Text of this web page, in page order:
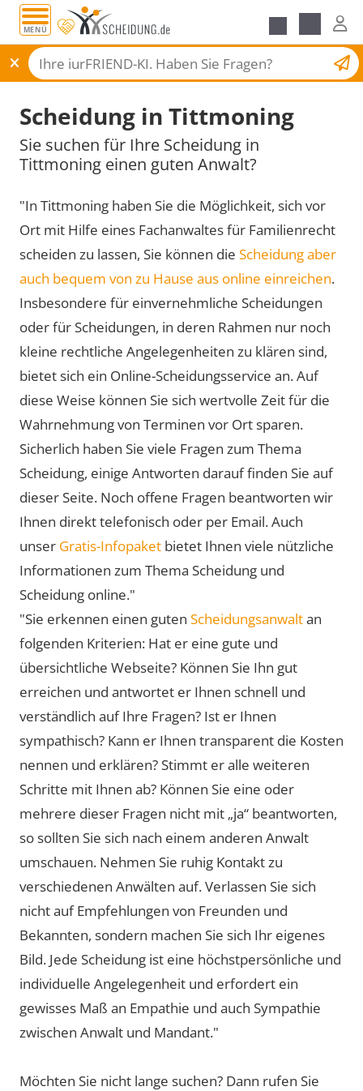
MENÜ
Scheidungsantrag
Scheidung in Tittmoning
Sie suchen für Ihre Scheidung in
Tittmoning einen guten Anwalt?
"In Tittmoning haben Sie die Möglichkeit, sich vor
Ort mit Hilfe eines Fachanwaltes für Familienrecht
scheiden zu lassen, Sie können die Scheidung aber
auch bequem von zu Hause aus online einreichen.
Insbesondere für einvernehmliche Scheidungen
oder für Scheidungen, in deren Rahmen nur noch
kleine rechtliche Angelegenheiten zu klären sind,
bietet sich ein Online-Scheidungsservice an. Auf
diese Weise können Sie sich wertvolle Zeit für die
Wahrnehmung von Terminen vor Ort sparen.
Sicherlich haben Sie viele Fragen zum Thema
Scheidung, einige Antworten darauf finden Sie auf
dieser Seite. Noch offene Fragen beantworten wir
Ihnen direkt telefonisch oder per Email. Auch
unser Gratis-Infopaket bietet Ihnen viele nützliche
Informationen zum Thema Scheidung und
Scheidung online."
"Sie erkennen einen guten Scheidungsanwaltan
folgenden Kriterien: Hat er eine gute und
übersichtliche Webseite? Können Sie Ihn gut
erreichen und antwortet er Ihnen schnell und
verständlich auf Ihre Fragen? Ist er Ihnen
sympathisch? Kann er Ihnen transparent die Kosten
nennen und erklären? Stimmt er alle weiteren
Schritte mit Ihnen ab? Können Sie eine oder
mehrere dieser Fragen nicht mit „ja“ beantworten,
so sollten Sie sich nach einem anderen Anwalt
umschauen. Nehmen Sie ruhig Kontakt zu
verschiedenen Anwälten auf. Verlassen Sie sich
nicht auf Empfehlungen von Freunden und
Bekannten, sondern machen Sie sich Ihr eigenes
Bild. Jede Scheidung ist eine höchstpersönliche und
individuelle Angelegenheit und erfordert ein
gewisses Maß an Empathie und auch Sympathie
zwischen Anwalt und Mandant."
Möchten Sie nicht lange suchen? Dann rufen Sie